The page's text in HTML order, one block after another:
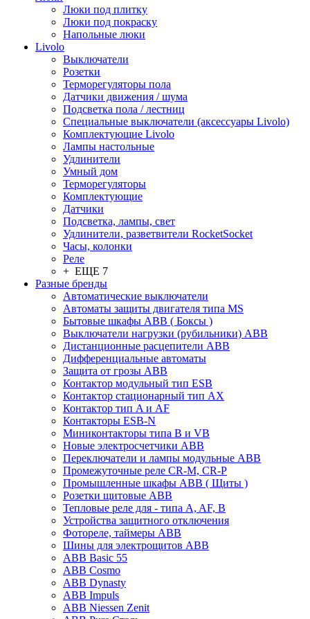
Люки под плитку
Люки под покраску
Напольные люки
Livolo
Выключатели
Розетки
Терморегуляторы пола
Датчики движения / шума
Подсветка пола / лестниц
Специальные выключатели (аксессуары Livolo)
Комплектующие Livolo
Лампы настольные
Удлинители
Умный дом
Терморегуляторы
Комплектующие
Датчики
Подсветка, лампы, свет
Удлинители, разветвители RocketSocket
Часы, колонки
Реле
+ ЕЩЕ 7
Разные бренды
Автоматические выключатели
Автоматы защиты двигателя типа MS
Бытовые шкафы ABB ( Боксы )
Выключатели нагрузки (рубильники) ABB
Дистанционные расцепители ABB
Дифференциальные автоматы
Защита от грозы ABB
Контактор модульный тип ESB
Контактор стационарный тип AX
Контактор тип A и AF
Контакторы ESB-N
Миниконтакторы типа B и VB
Новые электросчетчики ABB
Переключатели и лампы модульные ABB
Промежуточные реле CR-M, CR-P
Промышленные шкафы ABB ( Щиты )
Розетки щитовые ABB
Тепловые реле для - типа A, AF, B
Устройства защитного отключения
Фотореле, таймеры ABB
Шины для электрощитов АВВ
ABB Basic 55
ABB Cosmo
ABB Dynasty
ABB Impuls
ABB Niessen Zenit